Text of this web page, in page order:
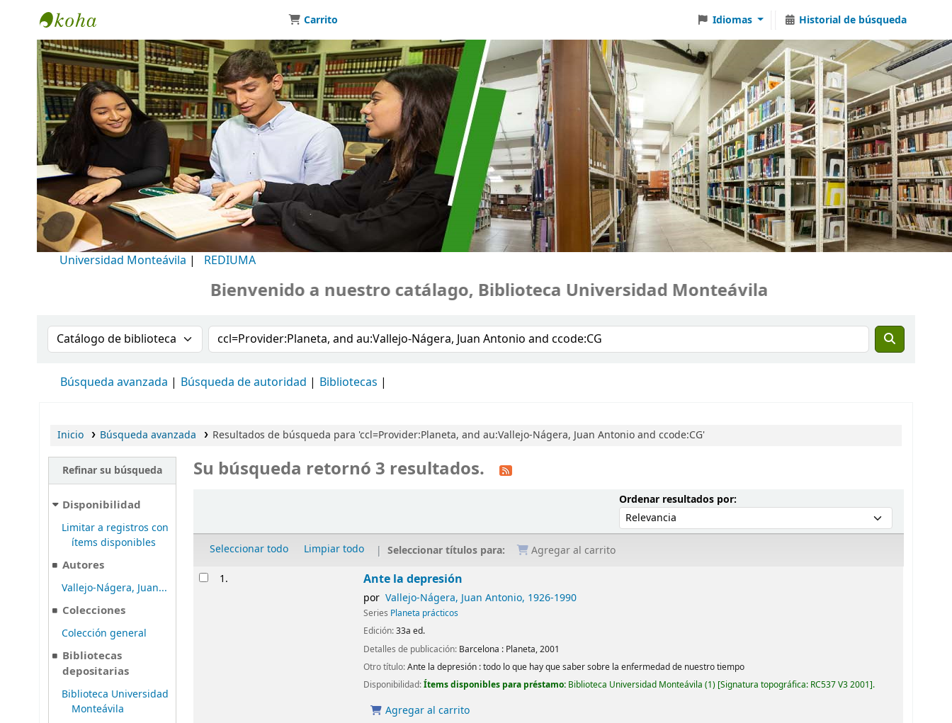
Biblioteca Universidad Monteávila
Carrito Idiomas Historial de búsqueda
Universidad Monteávila | REDIUMA
Bienvenido a nuestro catálago, Biblioteca Universidad Monteávila
Buscar en el catálogo por:Buscar en el catálogo
Búsqueda avanzada Búsqueda de autoridad Bibliotecas
Inicio Búsqueda avanzada Resultados de búsqueda para 'ccl=Provider:Planeta, and au:Vallejo-Nágera, Juan Antonio and ccode:CG'
Refinar su búsqueda
Disponibilidad
Limitar a registros con
ítems disponibles
Autores
Vallejo-Nágera, Juan...
Colecciones
Colección general
Bibliotecas
depositarias
Biblioteca Universidad
Monteávila
Su búsqueda retornó 3 resultados.
Ordenar resultados por:Ordenar por:
Seleccionar todo Limpiar todo Seleccionar títulos para: Agregar al carrito
Resultados
1. Ante la depresión
por Vallejo-Nágera, Juan Antonio, 1926-1990
Series Planeta prácticos
Edición:33a ed.
Detalles de publicación: Barcelona : Planeta,2001
Otro título:Ante la depresión : todo lo que hay que saber sobre la enfermedad de nuestro tiempo
Disponibilidad:Ítems disponibles para préstamo: Biblioteca Universidad Monteávila (1) Signatura topográfica: RC537 V3 2001 .
Agregar al carrito